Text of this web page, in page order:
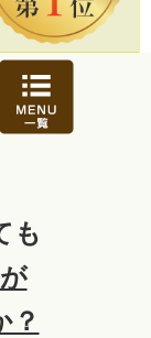
も
？